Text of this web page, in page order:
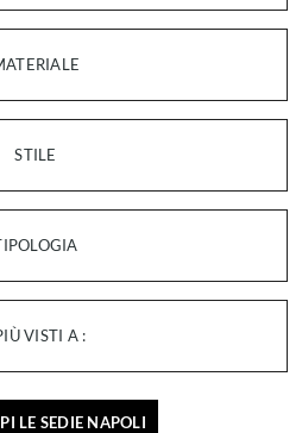
STILE
VISTI A :
LE SEDIE NAPOLI